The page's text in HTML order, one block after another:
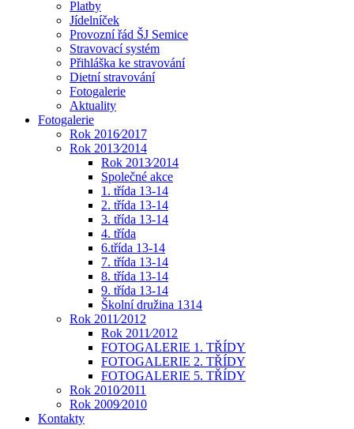
Platby
Jídelníček
Provozní řád ŠJ Semice
Stravovací systém
Přihláška ke stravování
Dietní stravování
Fotogalerie
Aktuality
Fotogalerie
Rok 2016⁄2017
Rok 2013⁄2014
Rok 2013⁄2014
Společné akce
1. třída 13-14
2. třída 13-14
3. třída 13-14
4. třída
6.třída 13-14
7. třída 13-14
8. třída 13-14
9. třída 13-14
Školní družina 1314
Rok 2011⁄2012
Rok 2011⁄2012
FOTOGALERIE 1. TŘÍDY
FOTOGALERIE 2. TŘÍDY
FOTOGALERIE 5. TŘÍDY
Rok 2010⁄2011
Rok 2009⁄2010
Kontakty